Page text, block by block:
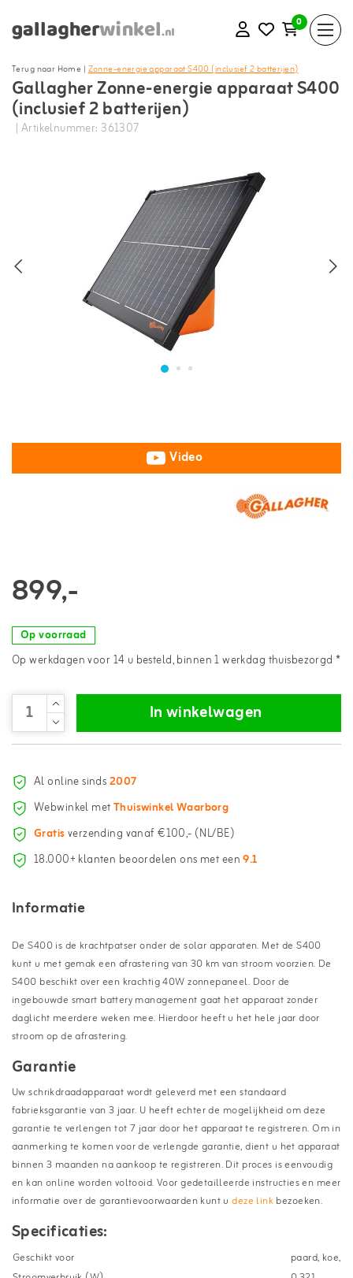
0
Terug naar Home |Zonne-energie apparaat S400 (inclusief 2 batterijen)
Gallagher Zonne-energie apparaat S400
(inclusief 2 batterijen)
| Artikelnummer: 361307
Video
899,-
Op voorraad
Op werkdagen voor 14 u besteld, binnen 1 werkdag thuisbezorgd *
In winkelwagen
Al online sinds2007
Webwinkel metThuiswinkel Waarborg
Gratisverzending vanaf €100,- (NL/BE)
18.000+ klanten beoordelen ons met een9.1
Informatie
De S400 is de krachtpatser onder de solar apparaten. Met de S400
kunt u met gemak een afrastering van 30 km van stroom voorzien. De
S400 beschikt over een krachtig 40W zonnepaneel. Door de
ingebouwde smart battery management gaat het apparaat zonder
daglicht meerdere weken mee. Hierdoor heeft u het hele jaar door
stroom op de afrastering.
Garantie
Uw schrikdraadapparaat wordt geleverd met een standaard
fabrieksgarantie van 3 jaar. U heeft echter de mogelijkheid om deze
garantie te verlengen tot 7 jaar door het apparaat te registreren. Om in
aanmerking te komen voor de verlengde garantie, dient u het apparaat
binnen 3 maanden na aankoop te registreren. Dit proces is eenvoudig
en kan online worden voltooid. Voor gedetailleerde instructies en meer
informatie over de garantievoorwaarden kunt udeze linkbezoeken.
Specificaties:
Geschikt voor
paard, koe,